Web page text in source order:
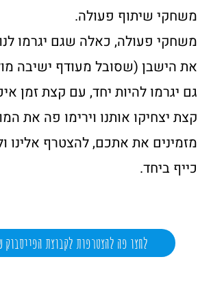
משחקי שיתוף פעולה.
משחקי פעולה, כאלה שגם יגרמו
את הישבן (שסובל מעודף ישיבה
גם יגרמו להיות יחד, עם קצת זמן
קצת יצחיקו אותנו וירימו פה את
מזמינים את אתכם, להצטרף אלינו
כייף ביחד.
לחצו פה להצטרפות לקבוצת הפייסבוק